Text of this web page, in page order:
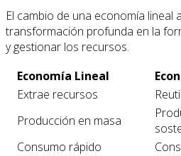
El cambio de una economía lineal
transformación profunda en la
y gestionar los recursos.
Economía Lineal
Extrae recursos
Producción en masa
Consumo rápido